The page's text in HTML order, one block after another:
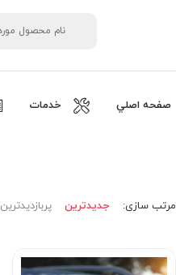
صفحه اصلي خدمات
مرتب‌ سازی: جدیدترین پربازدیدترین